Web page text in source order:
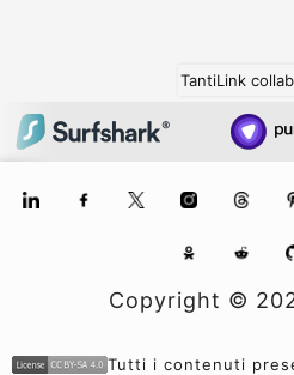
TantiLink
Copyright ©
Tutti i contenuti